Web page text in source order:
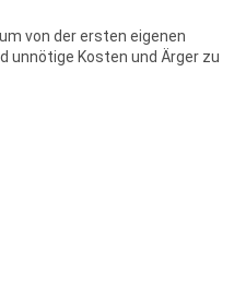
von der ersten eigenen
unnötige Kosten und Ärger zu